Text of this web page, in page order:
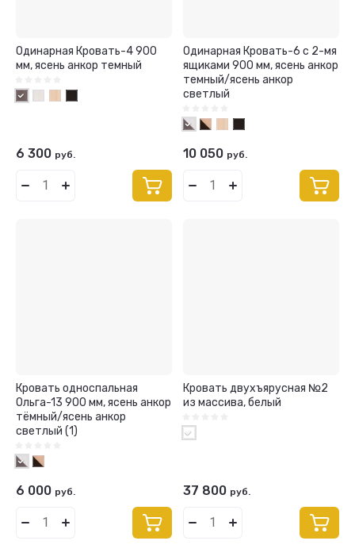
Одинарная Кровать-4 900
мм, ясень анкор темный
6 300 руб.
Одинарная Кровать-6 с 2-мя
ящиками 900 мм, ясень анкор
темный/ясень анкор
светлый
10 050 руб.
Кровать односпальная
Ольга-13 900 мм, ясень анкор
тёмный/ясень анкор
светлый (1)
6 000 руб.
Кровать двухъярусная №2
из массива, белый
37 800 руб.